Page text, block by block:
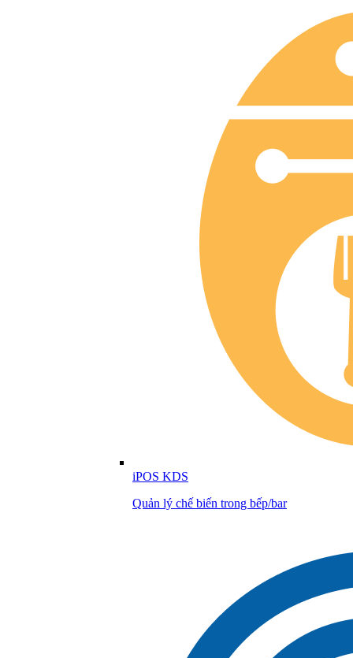
iPOS KDS
Quản lý chế biến trong bếp/bar